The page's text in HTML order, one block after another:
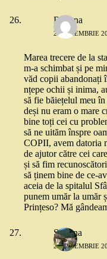
Roxana
25 NOIEMBRIE
Marea trecere de la
m-a schimbat și pe
văd copii abandonați
nțepe ochii și inima,
să fie băiețelul meu
deși nu eram o mare
bine toți cei cu
să ne uităm înspre
COPII, avem datoria
de ajutor către cei
și să fim
să ținem bine de ce-
aceia de la spitalul
punem umăr la umăr
Prințeso? Mă
Simona
25 NOIEMBRIE